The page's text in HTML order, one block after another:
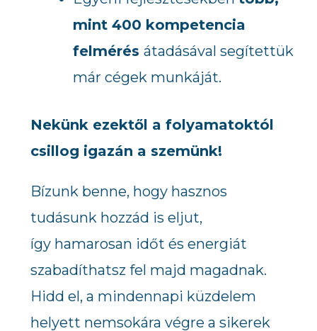
mint 400 kompetencia
felmérés átadásával segítettük
már cégek munkáját.
Nekünk ezektől a folyamatoktól
csillog igazán a szemünk!
Bízunk benne, hogy hasznos
tudásunk hozzád is eljut,
így hamarosan időt és energiát
szabadíthatsz fel majd magadnak.
Hidd el, a mindennapi küzdelem
helyett nemsokára végre a sikerek